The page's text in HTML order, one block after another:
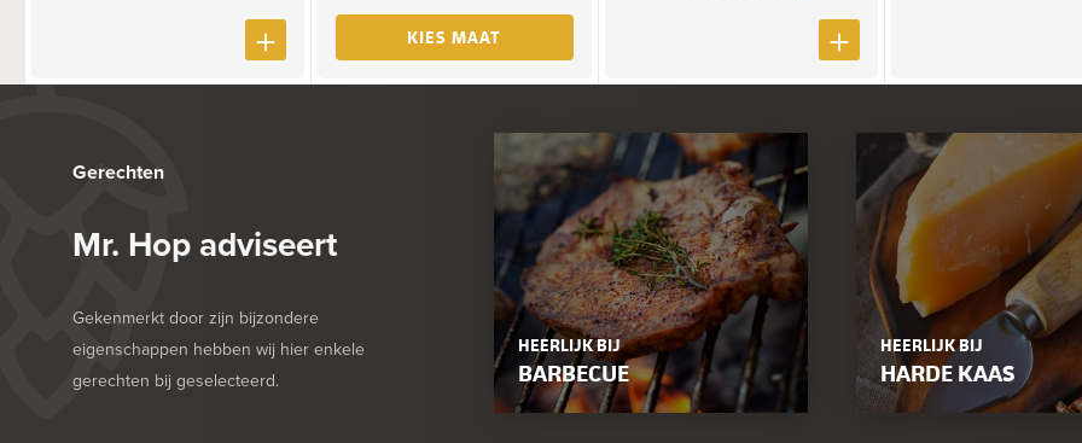
KIES MAAT
Gerechten
Mr. Hop adviseert
Gekenmerkt door zijn bijzondere
eigenschappen hebben wij hier enkele
gerechten bij geselecteerd.
HEERLIJK BIJ
BARBECUE
HEERLIJK BIJ
HARDE KAAS